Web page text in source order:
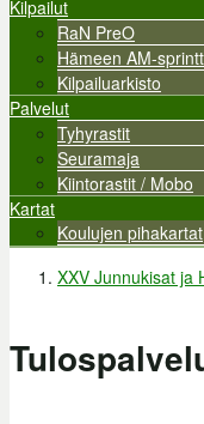
Kilpailut
RaN PreO
Hämeen AM-
Kilpailuarkisto
Palvelut
Tyhyrastit
Seuramaja
Kiintorastit / Mobo
Kartat
Koulujen pihakartat
XXV Junnukisat ja